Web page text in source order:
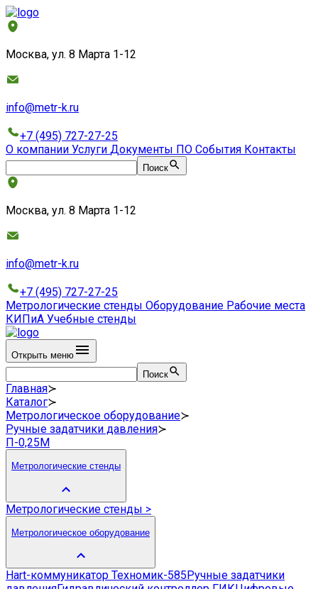
Москва, ул. 8 Марта 1-12
info@metr-k.ru
+7 (495) 727-27-25
О компании Услуги Документы ПО События Контакты
Поиск
Москва, ул. 8 Марта 1-12
info@metr-k.ru
+7 (495) 727-27-25
Метрологические стенды Оборудование Рабочие места
КИПиА Учебные стенды
Открыть меню
Поиск
Главная≻
Каталог≻
Метрологическое оборудование≻
Ручные задатчики давления≻
П-0,25М
Метрологические стенды
Метрологические стенды >
Метрологическое оборудование
Hart-коммуникатор Техномик-585 Ручные задатчики